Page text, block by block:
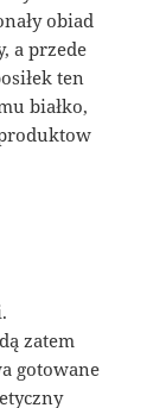
obiad
a przede
ten
białko,
zatem
gotowane